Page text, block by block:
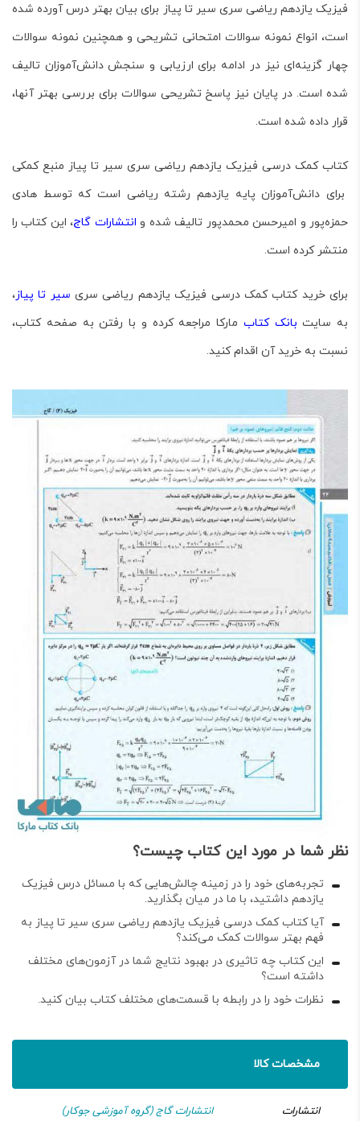
فیزیک یازدهم ریاضی سری سیر تا پیاز برای بیان بهتر درس آورده شده
است، انواع نمونه سوالات امتحانی تشریحی و همچنین نمونه سوالات
چهار گزینه‌ای نیز در ادامه برای ارزیابی و سنجش دانش‌آموزان تالیف
شده است. در پایان نیز پاسخ تشریحی سوالات برای بررسی بهتر آنها،
قرار داده شده است.
کتاب کمک درسی فیزیک یازدهم ریاضی سری سیر تا پیاز منبع کمکی
برای دانش‌آموزان پایه یازدهم رشته ریاضی است که توسط هادی
حمزه‌پور و امیرحسن محمد‌پور تالیف شده و انتشارات گاج، این کتاب را
منتشر کرده است.
برای خرید کتاب کمک درسی فیزیک یازدهم ریاضی سری سیر تا پیاز،
به سایت بانک کتاب مارکا مراجعه کرده و با رفتن به صفحه کتاب،
نسبت به خرید آن اقدام کنید.
نظر شما در مورد این کتاب چیست؟
تجربه‌های خود را در زمینه چالش‌هایی که با مسائل درس فیزیک
یازدهم داشتید، با ما در میان بگذارید.
آیا کتاب کمک درسی فیزیک یازدهم ریاضی سری سیر تا پیاز به
فهم بهتر سوالات کمک می‌کند؟
این کتاب چه تاثیری در بهبود نتایج شما در آزمون‌های مختلف
داشته است؟
نظرات خود را در رابطه با قسمت‌های مختلف کتاب بیان کنید.
مشخصات کالا
انتشارات انتشارات گاج (گروه آموزشی جوکار)